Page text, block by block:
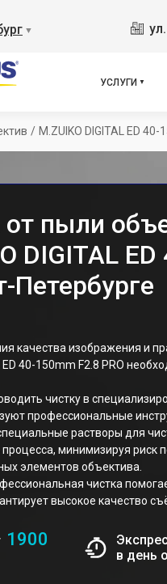
▼
УСЛУГИ
/ M.ZUIKO DIGITAL ED
от пыли
DIGITAL
Петербурге
качества изображения и
ED 40-150mm F2.8 PRO
чистку в
профессиональные
растворы для
минимизируя риск
элементов объектива.
чистка
высокое качество
1900
в день